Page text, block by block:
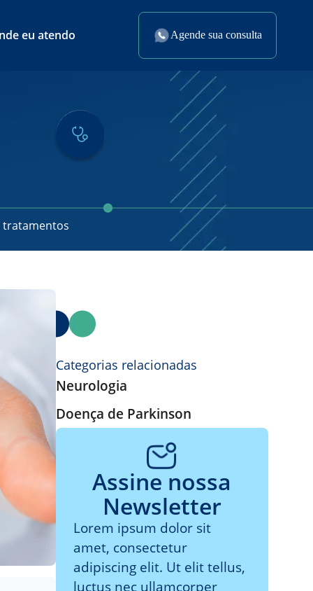
eu atendo Agende sua consulta
tratamentos
Categorias relacionadas
Neurologia
Doença de Parkinson
Assine nossa
Newsletter
Lorem ipsum dolor sit
amet, consectetur
adipiscing elit. Ut elit tellus,
luctus nec ullamcorper